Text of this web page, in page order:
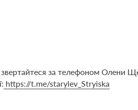
за телефоном Олени
https://t.me/starylev_Stryiska